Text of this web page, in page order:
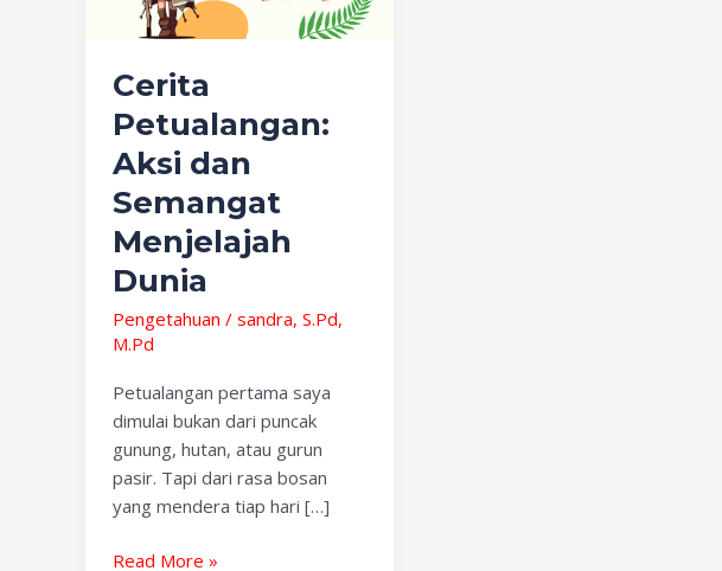
Cerita
Petualangan:
Aksi dan
Semangat
Menjelajah
Dunia
Pengetahuan / sandra, S.Pd,
M.Pd
Petualangan pertama saya
dimulai bukan dari puncak
gunung, hutan, atau gurun
pasir. Tapi dari rasa bosan
yang mendera tiap hari […]
Menjelajah
Read More »